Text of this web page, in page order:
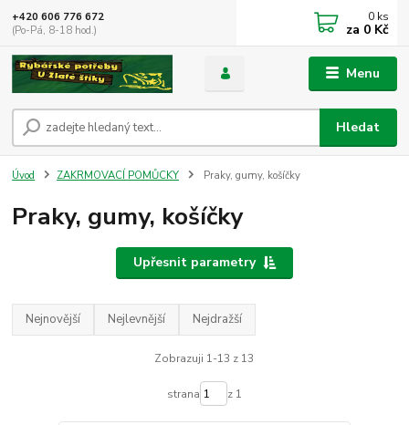
Menu
Hledat
+420 606 776 672
(Po-Pá, 8-18 hod.)
0 ks
za 0 Kč
Úvod ZAKRMOVACÍ POMŮCKY Praky, gumy, košíčky
Praky, gumy, košíčky
Upřesnit parametry
Nejnovější Nejlevnější Nejdražší
Zobrazuji 1-13 z 13
strana z 1